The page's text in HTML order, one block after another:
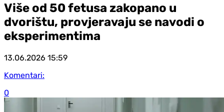
Više od 50 fetusa zakopano u
dvorištu, provjeravaju se navodi o
eksperimentima
13.06.2026 15:59
Komentari:
0